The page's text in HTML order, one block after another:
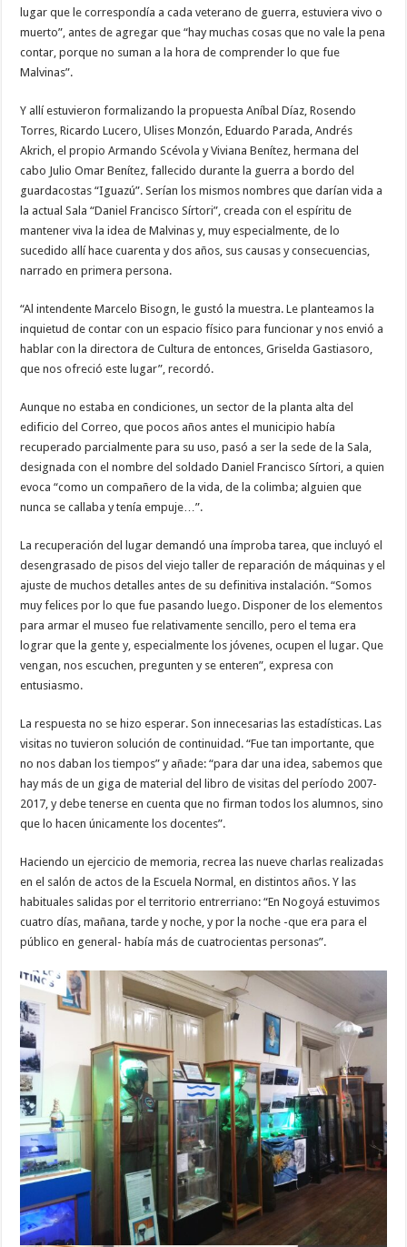
lugar que le correspondía a cada veterano de guerra, estuviera vivo o
muerto”, antes de agregar que “hay muchas cosas que no vale la pena
contar, porque no suman a la hora de comprender lo que fue
Malvinas”.
Y allí estuvieron formalizando la propuesta Aníbal Díaz, Rosendo
Torres, Ricardo Lucero, Ulises Monzón, Eduardo Parada, Andrés
Akrich, el propio Armando Scévola y Viviana Benítez, hermana del
cabo Julio Omar Benítez, fallecido durante la guerra a bordo del
guardacostas “Iguazú”. Serían los mismos nombres que darían vida a
la actual Sala “Daniel Francisco Sírtori”, creada con el espíritu de
mantener viva la idea de Malvinas y, muy especialmente, de lo
sucedido allí hace cuarenta y dos años, sus causas y consecuencias,
narrado en primera persona.
“Al intendente Marcelo Bisogn, le gustó la muestra. Le planteamos la
inquietud de contar con un espacio físico para funcionar y nos envió a
hablar con la directora de Cultura de entonces, Griselda Gastiasoro,
que nos ofreció este lugar”, recordó.
Aunque no estaba en condiciones, un sector de la planta alta del
edificio del Correo, que pocos años antes el municipio había
recuperado parcialmente para su uso, pasó a ser la sede de la Sala,
designada con el nombre del soldado Daniel Francisco Sírtori, a quien
evoca “como un compañero de la vida, de la colimba; alguien que
nunca se callaba y tenía empuje…”.
La recuperación del lugar demandó una ímproba tarea, que incluyó el
desengrasado de pisos del viejo taller de reparación de máquinas y el
ajuste de muchos detalles antes de su definitiva instalación. “Somos
muy felices por lo que fue pasando luego. Disponer de los elementos
para armar el museo fue relativamente sencillo, pero el tema era
lograr que la gente y, especialmente los jóvenes, ocupen el lugar. Que
vengan, nos escuchen, pregunten y se enteren”, expresa con
entusiasmo.
La respuesta no se hizo esperar. Son innecesarias las estadísticas. Las
visitas no tuvieron solución de continuidad. “Fue tan importante, que
no nos daban los tiempos” y añade: “para dar una idea, sabemos que
hay más de un giga de material del libro de visitas del período 2007-
2017, y debe tenerse en cuenta que no firman todos los alumnos, sino
que lo hacen únicamente los docentes”.
Haciendo un ejercicio de memoria, recrea las nueve charlas realizadas
en el salón de actos de la Escuela Normal, en distintos años. Y las
habituales salidas por el territorio entrerriano: “En Nogoyá estuvimos
cuatro días, mañana, tarde y noche, y por la noche -que era para el
público en general- había más de cuatrocientas personas”.